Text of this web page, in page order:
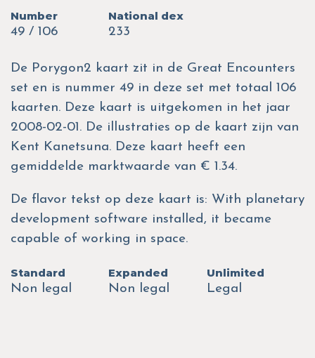
Number
49 / 106
National dex
233
De Porygon2 kaart zit in de Great Encounters
set en is nummer 49 in deze set met totaal 106
kaarten. Deze kaart is uitgekomen in het jaar
2008-02-01. De illustraties op de kaart zijn van
Kent Kanetsuna. Deze kaart heeft een
gemiddelde marktwaarde van € 1.34.
De flavor tekst op deze kaart is: With planetary
development software installed, it became
capable of working in space.
Standard
Non legal
Expanded
Non legal
Unlimited
Legal